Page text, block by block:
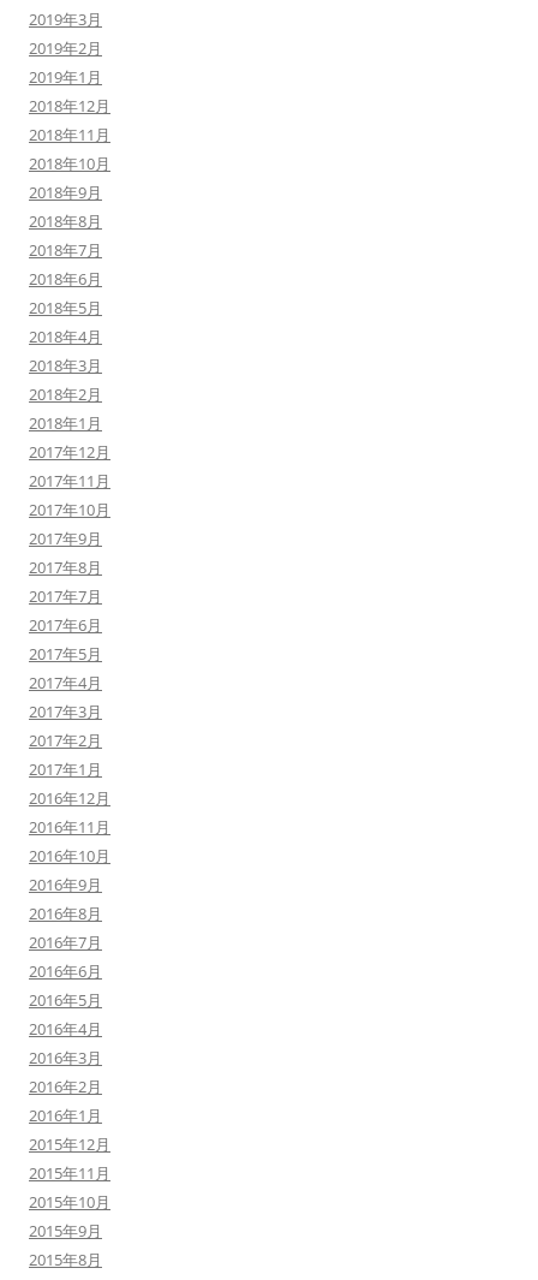
2019年3月
2019年2月
2019年1月
2018年12月
2018年11月
2018年10月
2018年9月
2018年8月
2018年7月
2018年6月
2018年5月
2018年4月
2018年3月
2018年2月
2018年1月
2017年12月
2017年11月
2017年10月
2017年9月
2017年8月
2017年7月
2017年6月
2017年5月
2017年4月
2017年3月
2017年2月
2017年1月
2016年12月
2016年11月
2016年10月
2016年9月
2016年8月
2016年7月
2016年6月
2016年5月
2016年4月
2016年3月
2016年2月
2016年1月
2015年12月
2015年11月
2015年10月
2015年9月
2015年8月